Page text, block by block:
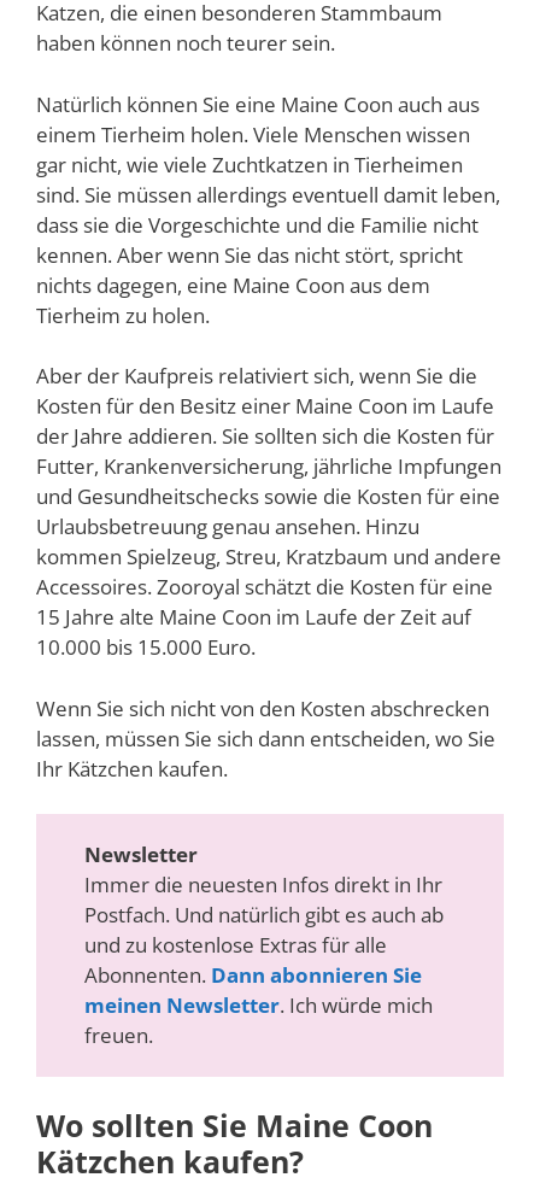
Katzen, die einen besonderen Stammbaum
haben können noch teurer sein.
Natürlich können Sie eine Maine Coon auch aus
einem Tierheim holen. Viele Menschen wissen
gar nicht, wie viele Zuchtkatzen in Tierheimen
sind. Sie müssen allerdings eventuell damit leben,
dass sie die Vorgeschichte und die Familie nicht
kennen. Aber wenn Sie das nicht stört, spricht
nichts dagegen, eine Maine Coon aus dem
Tierheim zu holen.
Aber der Kaufpreis relativiert sich, wenn Sie die
Kosten für den Besitz einer Maine Coon im Laufe
der Jahre addieren. Sie sollten sich die Kosten für
Futter, Krankenversicherung, jährliche Impfungen
und Gesundheitschecks sowie die Kosten für eine
Urlaubsbetreuung genau ansehen. Hinzu
kommen Spielzeug, Streu, Kratzbaum und andere
Accessoires. Zooroyal schätzt die Kosten für eine
15 Jahre alte Maine Coon im Laufe der Zeit auf
10.000 bis 15.000 Euro.
Wenn Sie sich nicht von den Kosten abschrecken
lassen, müssen Sie sich dann entscheiden, wo Sie
Ihr Kätzchen kaufen.
Newsletter
Immer die neuesten Infos direkt in Ihr
Postfach. Und natürlich gibt es auch ab
und zu kostenlose Extras für alle
Abonnenten. Dann abonnieren Sie
meinen Newsletter. Ich würde mich
freuen.
Wo sollten Sie Maine Coon
Kätzchen kaufen?